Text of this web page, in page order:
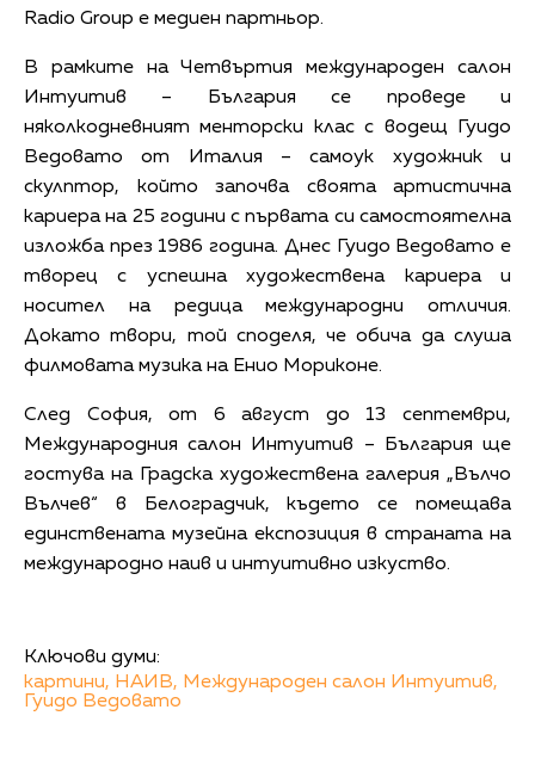
Radio Group е медиен партньор.
В рамките на Четвъртия международен салон
Интуитив – България се проведе и
няколкодневният менторски клас с водещ Гуидо
Ведовато от Италия – самоук художник и
скулптор, който започва своята артистична
кариера на 25 години с първата си самостоятелна
изложба през 1986 година. Днес Гуидо Ведовато е
творец с успешна художествена кариера и
носител на редица международни отличия.
Докато твори, той споделя, че обича да слуша
филмовата музика на Енио Мориконе.
След София, от 6 август до 13 септември,
Международния салон Интуитив – България ще
гостува на Градска художествена галерия „Вълчо
Вълчев“ в Белоградчик, където се помещава
единствената музейна експозиция в страната на
международно наив и интуитивно изкуство.
Ключови думи:
картини, НАИВ, Международен салон Интуитив,
Гуидо Ведовато